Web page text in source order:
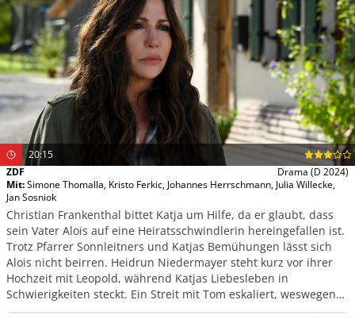
20:15
ZDF
Drama (D 2024)
Mit:Simone Thomalla, Kristo Ferkic, Johannes Herrschmann, Julia Willecke,
Jan Sosniok
Christian Frankenthal bittet Katja um Hilfe, da er glaubt, dass
sein Vater Alois auf eine Heiratsschwindlerin hereingefallen ist.
Trotz Pfarrer Sonnleitners und Katjas Bemühungen lässt sich
Alois nicht beirren. Heidrun Niedermayer steht kurz vor ihrer
Hochzeit mit Leopold, während Katjas Liebesleben in
Schwierigkeiten steckt. Ein Streit mit Tom eskaliert, weswegen
Katja mitten in der Nacht nach Hause fährt.